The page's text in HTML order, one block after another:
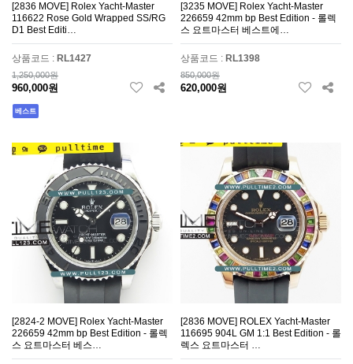
[2836 MOVE] Rolex Yacht-Master
116622 Rose Gold Wrapped SS/RG
D1 Best Editi…
상품코드 : RL1427
1,250,000원
960,000원
베스트
[3235 MOVE] Rolex Yacht-Master
226659 42mm bp Best Edition - 롤렉
스 요트마스터 베스트에…
상품코드 : RL1398
850,000원
620,000원
[2824-2 MOVE] Rolex Yacht-Master
226659 42mm bp Best Edition - 롤렉
스 요트마스터 베스…
[2836 MOVE] ROLEX Yacht-Master
116695 904L GM 1:1 Best Edition - 롤
렉스 요트마스터 …